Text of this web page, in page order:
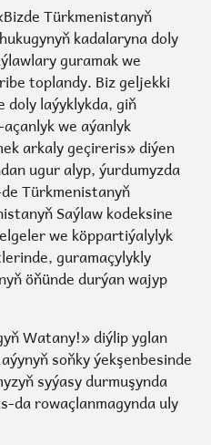
Türkmenistanyň
kadalaryna doly
guramak we
toplandy. Biz geljekki
doly laýyklykda, giň
we aýanlyk
arkaly geçireris» diýen
ugur alyp, ýurdumyzda
Türkmenistanyň
Saýlaw kodeksine
we köppartiýalylyk
guramaçylykly
öňünde durýan wajyp
Watany!» diýlip yglan
soňky ýekşenbesinde
syýasy durmuşynda
da rowaçlanmagynda uly